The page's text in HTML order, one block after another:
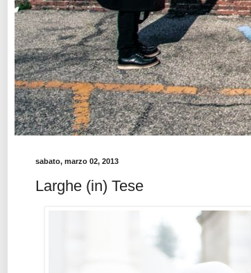
sabato, marzo 02, 2013
Larghe (in) Tese